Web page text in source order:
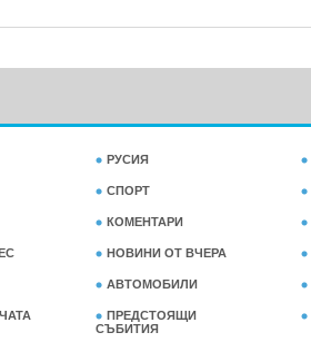
РУСИЯ
СПОРТ
КОМЕНТАРИ
НОВИНИ ОТ ВЧЕРА
АВТОМОБИЛИ
ПРЕДСТОЯЩИ
СЪБИТИЯ